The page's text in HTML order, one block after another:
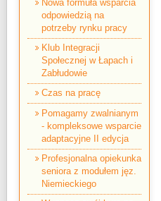
Nowa formuła wsparcia
odpowiedzią na
potrzeby rynku pracy
Klub Integracji
Społecznej w Łapach i
Zabłudowie
Czas na pracę
Pomagamy zwalnianym
- kompleksowe wsparcie
adaptacyjne II edycja
Profesjonalna opiekunka
seniora z modułem jęz.
Niemieckiego